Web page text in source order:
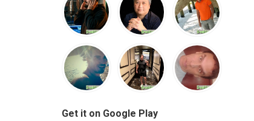
Get it on Google Play